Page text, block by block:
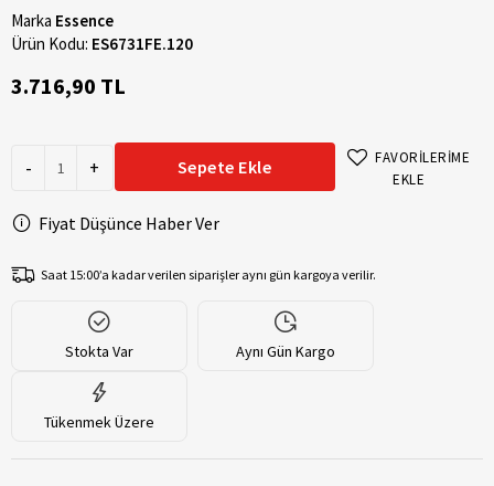
Marka Essence
Ürün Kodu: ES6731FE.120
3.716,90 TL
- + Sepete Ekle
FAVORİLERİME
EKLE
Fiyat Düşünce Haber Ver
Saat 15:00’a kadar verilen siparişler aynı gün kargoya verilir.
Stokta Var Aynı Gün Kargo
Tükenmek Üzere